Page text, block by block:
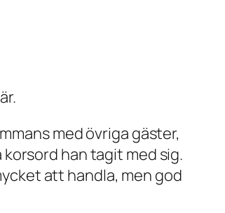
med övriga gäster,
han tagit med sig.
att handla, men god